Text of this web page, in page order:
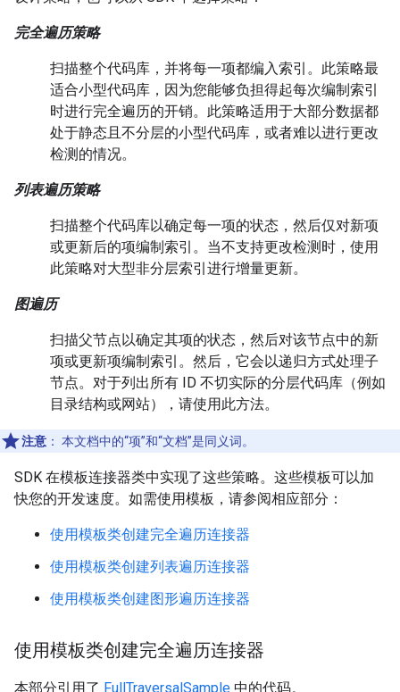
完全遍历策略
扫描整个代码库，并将每一项都编入索引。此策略最
适合小型代码库，因为您能够负担得起每次编制索引
时进行完全遍历的开销。此策略适用于大部分数据都
处于静态且不分层的小型代码库，或者难以进行更改
检测的情况。
列表遍历策略
扫描整个代码库以确定每一项的状态，然后仅对新项
或更新后的项编制索引。当不支持更改检测时，使用
此策略对大型非分层索引进行增量更新。
图遍历
扫描父节点以确定其项的状态，然后对该节点中的新
项或更新项编制索引。然后，它会以递归方式处理子
节点。对于列出所有 ID 不切实际的分层代码库（例如
目录结构或网站），请使用此方法。
注意 ： 本文档中的“项”和“文档”是同义词。
SDK 在模板连接器类中实现了这些策略。这些模板可以加
快您的开发速度。如需使用模板，请参阅相应部分：
使用模板类创建完全遍历连接器
使用模板类创建列表遍历连接器
使用模板类创建图形遍历连接器
使用模板类创建完全遍历连接器
本部分引用了 FullTraversalSample 中的代码。